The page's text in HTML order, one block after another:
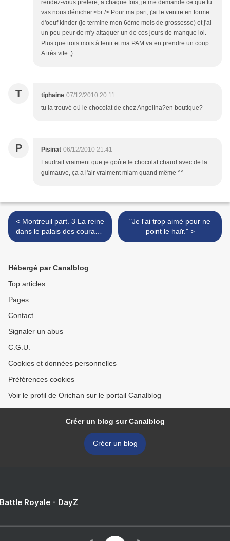
rendez-vous préféré, à chaque fois, je me demande ce que tu
vas nous dénicher.<br /> Pour ma part, j'ai le ventre en forme
d'oeuf kinder (je termine mon 6ème mois de grossesse) et j'ai
un peu peur de m'y attaquer un de ces jours de manque lol.
Plus que trois mois à tenir et ma PAM va en prendre un coup.
A très vite ;)
T tiphaine 07/12/2010 20:11
tu la trouvé où le chocolat de chez Angelina?en boutique?
P Pisinat 06/12/2010 21:41
Faudrait vraiment que je goûte le chocolat chaud avec de la
guimauve, ça a l'air vraiment miam quand même ^^
< Montreuil part. 3 La reine
dans le palais des courants
d'air
"Je l'ai trop aimé pour ne
point le haïr." >
Hébergé par Canalblog
Top articles
Pages
Contact
Signaler un abus
C.G.U.
Cookies et données personnelles
Préférences cookies
Voir le profil de Orichan sur le portail Canalblog
Créer un blog sur Canalblog
Créer un blog
Royale - DayZ